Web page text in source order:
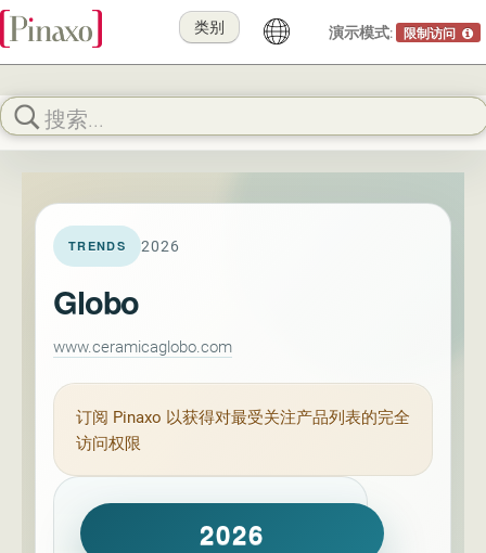
演示模式: 限制访问
类别
TRENDS 2026
Globo
www.ceramicaglobo.com
订阅 Pinaxo 以获得对最受关注产品列表的完全
访问权限
2026